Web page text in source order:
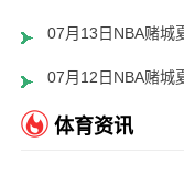
07月13日NBA赌城
07月12日NBA赌城
体育资讯